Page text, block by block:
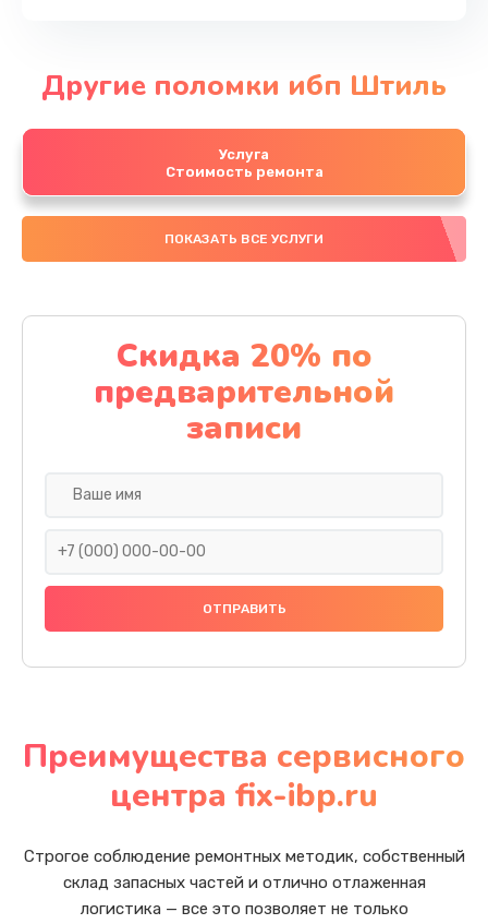
Другие поломки ибп Штиль
Услуга
Стоимость ремонта
ПОКАЗАТЬ ВСЕ УСЛУГИ
Скидка 20% по
предварительной
записи
Преимущества сервисного
центра fix-ibp.ru
Строгое соблюдение ремонтных методик, собственный
склад запасных частей и отлично отлаженная
логистика — все это позволяет не только